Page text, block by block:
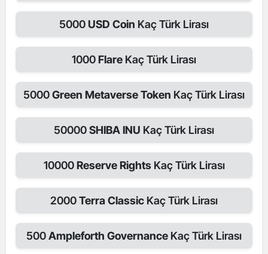
5000USD Coin Kaç Türk Lirası
1000Flare Kaç Türk Lirası
5000Green Metaverse Token Kaç Türk Lirası
50000SHIBA INU Kaç Türk Lirası
10000Reserve Rights Kaç Türk Lirası
2000Terra Classic Kaç Türk Lirası
500Ampleforth Governance Kaç Türk Lirası